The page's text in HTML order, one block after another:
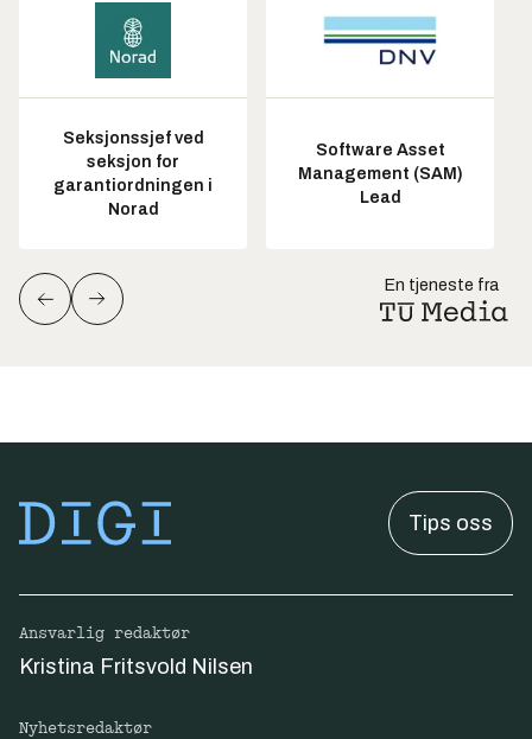
Seksjonssjef ved
seksjon for
garantiordningen i
Norad
Software Asset
Management (SAM)
Lead
En tjeneste fra
Tips oss
Ansvarlig redaktør
Kristina Fritsvold Nilsen
Nyhetsredaktør